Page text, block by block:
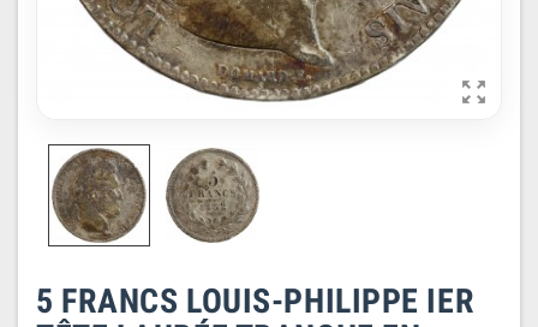

5 FRANCS LOUIS-PHILIPPE IER